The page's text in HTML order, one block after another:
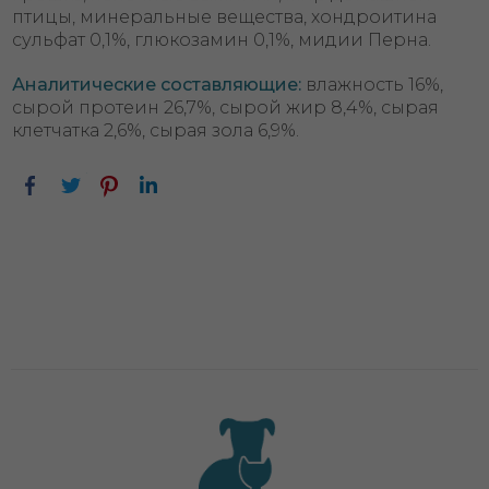
птицы, минеральные вещества, хондроитина
сульфат 0,1%, глюкозамин 0,1%, мидии Перна.
Аналитические составляющие: влажность 16%,
сырой протеин 26,7%, сырой жир 8,4%, сырая
клетчатка 2,6%, сырая зола 6,9%.
Facebook
Twitter Pinterest